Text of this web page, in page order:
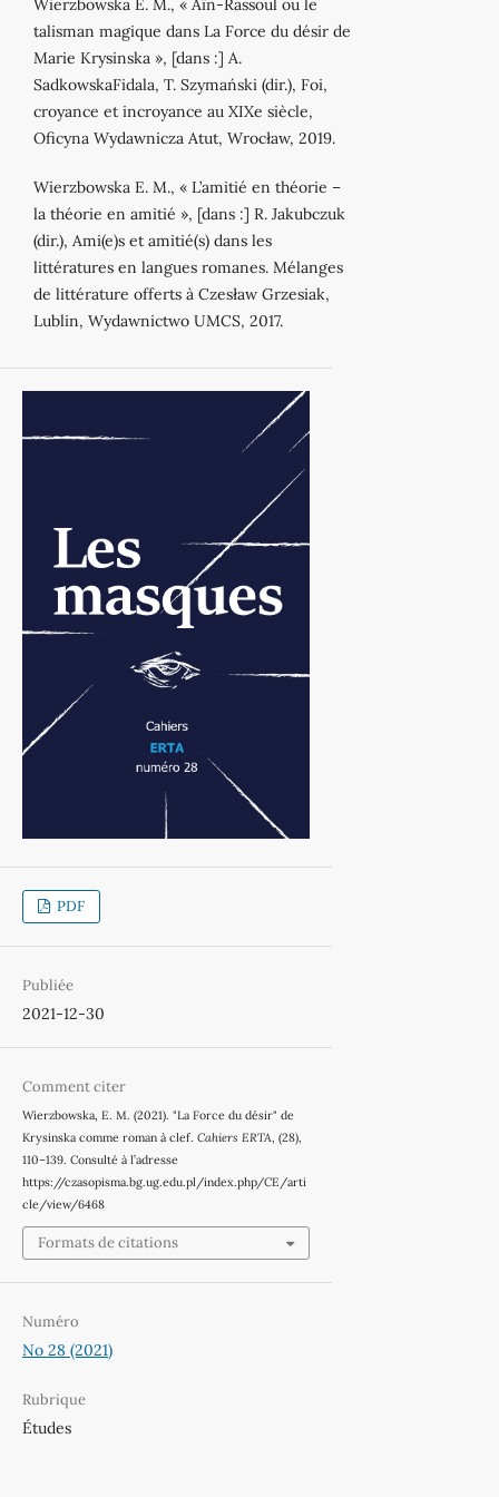
talisman magique dans La Force du désir de
Marie Krysinska », [dans :] A.
SadkowskaFidala, T. Szymański (dir.), Foi,
croyance et incroyance au XIXe siècle,
Oficyna Wydawnicza Atut, Wrocław, 2019.
Wierzbowska E. M., « L’amitié en théorie –
la théorie en amitié », [dans :] R. Jakubczuk
(dir.), Ami(e)s et amitié(s) dans les
littératures en langues romanes. Mélanges
de littérature offerts à Czesław Grzesiak,
Lublin, Wydawnictwo UMCS, 2017.
PDF
Publiée
2021-12-30
Comment citer
Wierzbowska, E. M. (2021). "La Force du désir" de
Krysinska comme roman à clef. Cahiers ERTA , (28),
110–139. Consulté à l’adresse
https://czasopisma.bg.ug.edu.pl/index.php/CE/arti
cle/view/6468
Formats de citations
Numéro
No 28 (2021)
Rubrique
Études